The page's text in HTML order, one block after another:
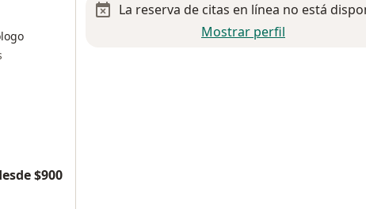
$900
La reserva de citas en línea no está
Mostrar perfil